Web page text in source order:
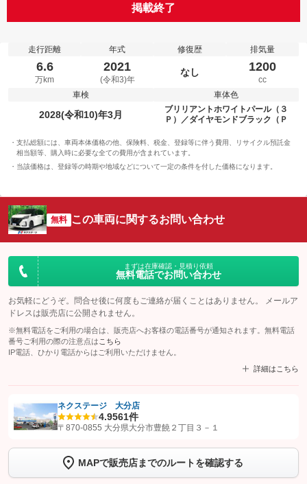
掲載終了
走行距離
6.6
万km
年式
2021
(令和3)年
修復歴
なし
排気量
1200
cc
車検
2028(令和10)年3月
車体色
ブリリアントホワイトパール（３
Ｐ）／ダイヤモンドブラック（Ｐ
支払総額には、車両本体価格の他、保険料、税金、登録等に伴う費用、リサイクル預託金
相当額等、購入時に必要な全ての費用が含まれています。
当該価格は、登録等の時期や地域などについて一定の条件を付した価格になります。
無料 この車両に関するお問い合わせ
まずは在庫確認・見積り依頼
無料電話でお問い合わせ
お気軽にどうぞ。問合せ後に何度もご連絡が届くことはありません。 メールア
ドレスは販売店に公開されません。
※無料電話をご利用の場合は、販売店へお客様の電話番号が通知されます。無料電話
番号ご利用の際の注意点は こちら
IP電話、ひかり電話からはご利用いただけません。
詳細はこちら
【STEP1】認証画面でグーネットを友だち追加してから「許可する」ボタンを押
トーク画面で
ボタンをタップして問い合わせを
完了してください。
ネクステージ 大分店
4.9561件
〒870-0855 大分県大分市豊饒２丁目３－１
MAPで販売店までのルートを確認する